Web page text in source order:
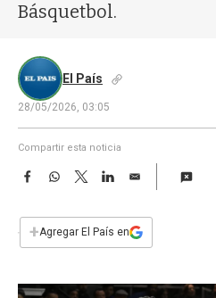
Básquetbol.
El País
28/05/2026, 03:05
Compartir esta noticia
F
e
b
W
s
T
w
t
L
E
i
l
+Agregar El País en